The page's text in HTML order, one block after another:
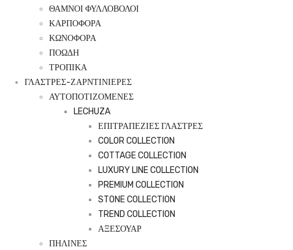
ΘΑΜΝΟΙ ΦΥΛΛΟΒΟΛΟΙ
ΚΑΡΠΟΦΟΡΑ
ΚΩΝΟΦΟΡΑ
ΠΟΩΔΗ
ΤΡΟΠΙΚΑ
ΓΛΑΣΤΡΕΣ-ΖΑΡΝΤΙΝΙΕΡΕΣ
ΑΥΤΟΠΟΤΙΖΟΜΕΝΕΣ
LECHUZA
ΕΠΙΤΡΑΠΕΖΙΕΣ ΓΛΑΣΤΡΕΣ
COLOR COLLECTION
COTTAGE COLLECTION
LUXURY LINE COLLECTION
PREMIUM COLLECTION
STONE COLLECTION
TREND COLLECTION
ΑΞΕΣΟΥΑΡ
ΠΗΛΙΝΕΣ